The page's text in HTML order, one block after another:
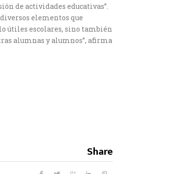
de actividades educativas”.
elementos que
útiles escolares, sino también
alumnas y alumnos”, afirma
Share